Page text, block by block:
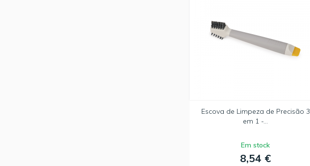
Escova de Limpeza de Precisão 3
em 1 -...
Em stock
8,54 €